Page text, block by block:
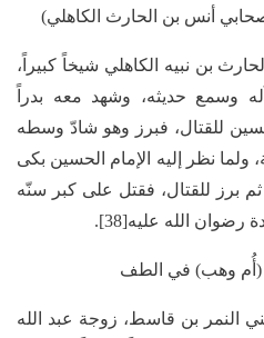
أنس بن الحارث الكاهلي)
بن نبيه الكاهلي شيخاً كبيراً،
وسمع حديثه، وشهد معه بدراً
للقتال، فبرز وهو شادّ وسطه
ولما نظر إليه الإمام الحسين بكى
برز للقتال، فقتل على كبر سنّه
رضوان الله عليه[38].
(أُم وهب) في الطف
النمر بن قاسط، زوجة عبد الله